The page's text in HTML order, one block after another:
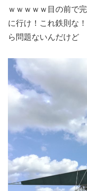
ｗｗｗｗｗ目の前で
に行け！これ鉄則な
ら問題ないんだけど